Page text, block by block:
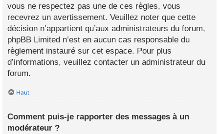
vous ne respectez pas une de ces règles, vous
recevrez un avertissement. Veuillez noter que cette
décision n’appartient qu’aux administrateurs du forum,
phpBB Limited n’est en aucun cas responsable du
règlement instauré sur cet espace. Pour plus
d’informations, veuillez contacter un administrateur du
forum.
Haut
Comment puis-je rapporter des messages à un
modérateur ?